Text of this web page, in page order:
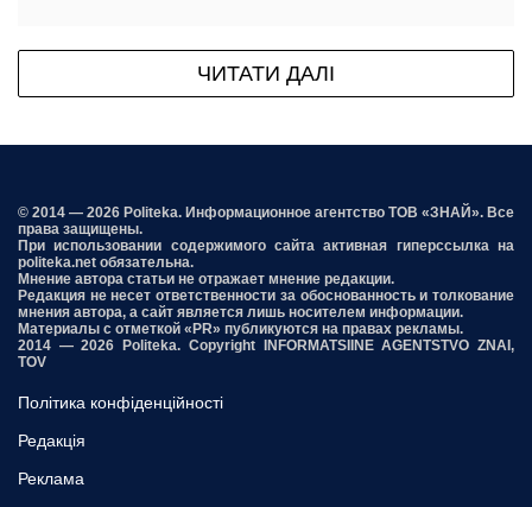
ЧИТАТИ ДАЛІ
© 2014 — 2026 Politeka. Информационное агентство ТОВ «ЗНАЙ». Все
права защищены.
При использовании содержимого сайта активная гиперссылка на
politeka.net обязательна.
Мнение автора статьи не отражает мнение редакции.
Редакция не несет ответственности за обоснованность и толкование
мнения автора, а сайт является лишь носителем информации.
Материалы с отметкой «PR» публикуются на правах рекламы.
2014 — 2026 Politeka. Copyright INFORMATSIINE AGENTSTVO ZNAI,
TOV
Політика конфіденційності
Редакція
Реклама